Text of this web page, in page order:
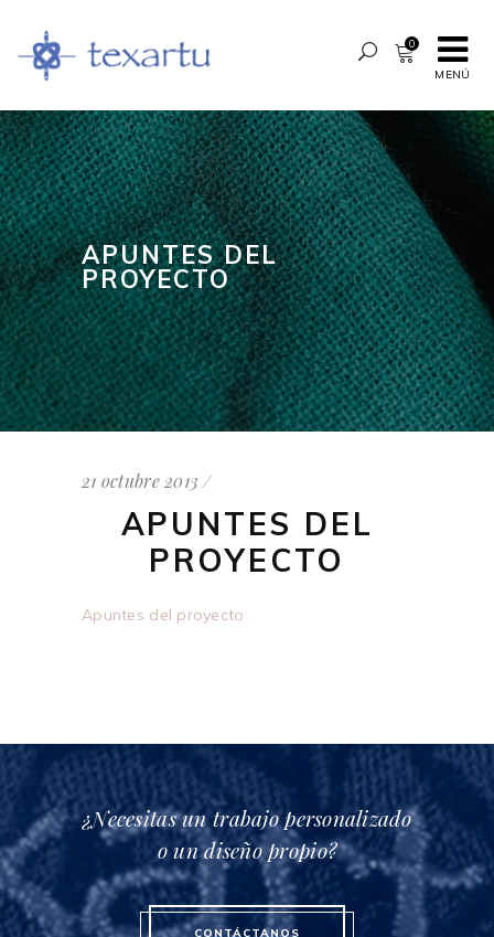
MENÚ
0
APUNTES DEL
PROYECTO
21 octubre 2013
APUNTES DEL
PROYECTO
Apuntes del proyecto
¿Necesitas un trabajo personalizado
o un diseño propio?
CONTÁCTANOS